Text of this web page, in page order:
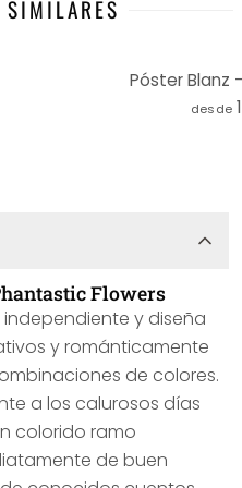
SIMILARES
Póster Blanz
desde
Flowers
independiente y diseña
y románticamente
de colores.
a los calurosos días
colorido ramo
de buen